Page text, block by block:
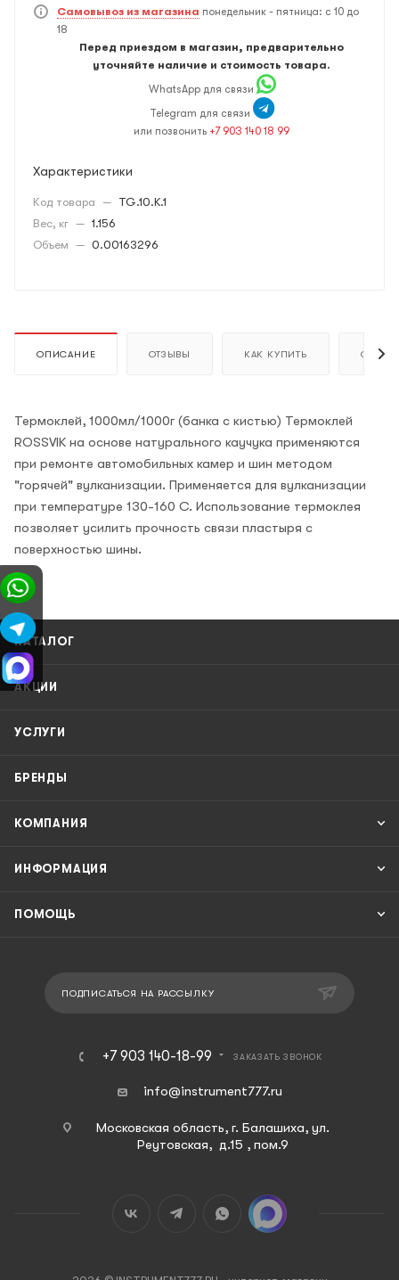
Самовывоз из магазина понедельник - пятница: с 10 до
18
Перед приездом в магазин, предварительно
уточняйте наличие и стоимость товара.
WhatsApp для связи
Telegram для связи
или позвонить +7 903 140 18 99
Характеристики
Код товара — TG.10.K.1
Вес, кг — 1.156
Объем — 0.00163296
ОПИСАНИЕ ОТЗЫВЫ КАК КУПИТЬ ОПЛАТА
Термоклей, 1000мл/1000г (банка с кистью) Термоклей
ROSSVIK на основе натурального каучука применяются
при ремонте автомобильных камер и шин методом
"горячей" вулканизации. Применяется для вулканизации
при температуре 130-160 С. Использование термоклея
позволяет усилить прочность связи пластыря с
поверхностью шины.
КАТАЛОГ
АКЦИИ
УСЛУГИ
БРЕНДЫ
КОМПАНИЯ
ИНФОРМАЦИЯ
ПОМОЩЬ
ПОДПИСАТЬСЯ НА РАССЫЛКУ
+7 903 140-18-99 ЗАКАЗАТЬ ЗВОНОК
info@instrument777.ru
Московская область, г. Балашиха, ул.
Реутовская, д.15 , пом.9